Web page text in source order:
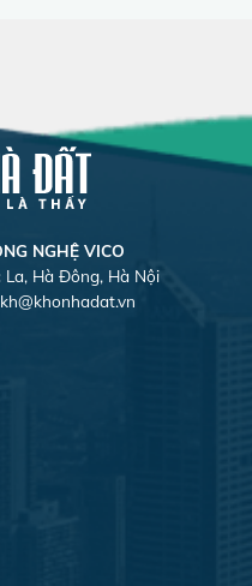
NGHỆ VICO
La, Hà Đông, Hà Nội